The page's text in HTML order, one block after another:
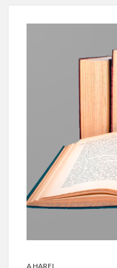
A HARFI